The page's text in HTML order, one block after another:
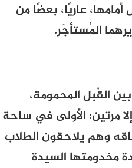
عاريًا، بعضًا من
المُستأجَر.
القُبل المحمومة،
مرتين: الأولى في ساحة
وهم يلاحقون الطلاب
مخدومتها السيدة